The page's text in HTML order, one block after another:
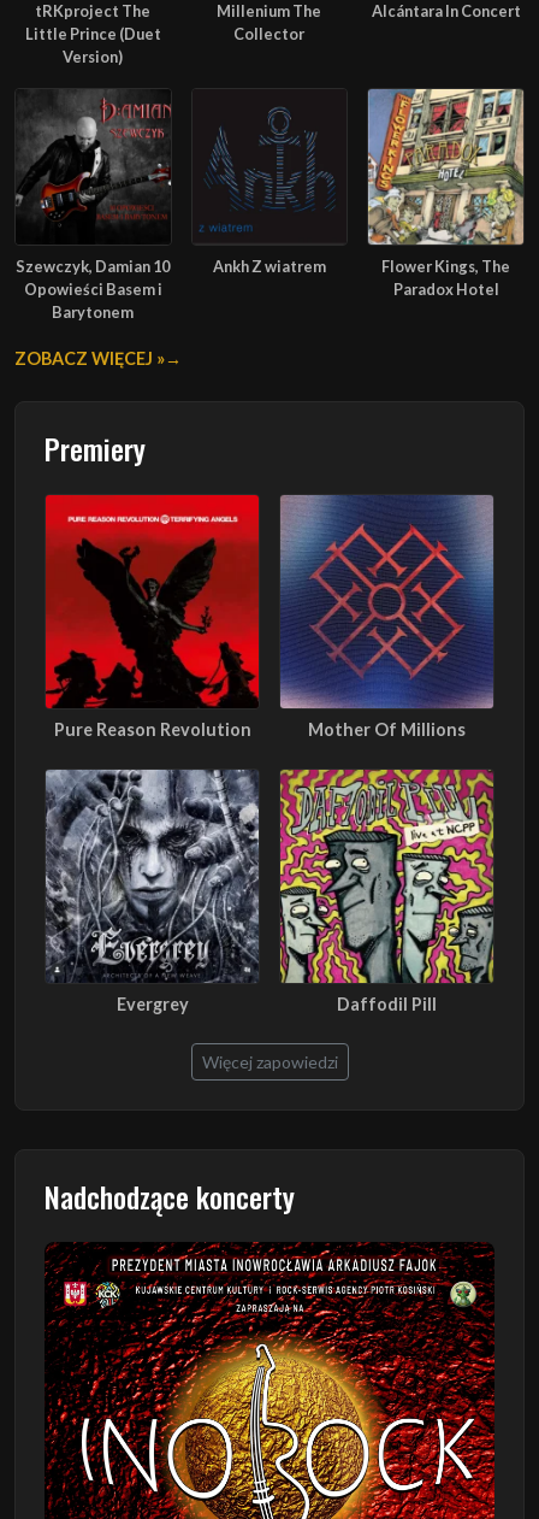
tRKproject The
Little Prince (Duet
Version)
Millenium The
Collector
Alcántara In Concert
Szewczyk, Damian 10
Opowieści Basem i
Barytonem
Ankh Z wiatrem
Flower Kings, The
Paradox Hotel
ZOBACZ WIĘCEJ »
Premiery
Pure Reason Revolution Mother Of Millions
Evergrey Daffodil Pill
Więcej zapowiedzi
Nadchodzące koncerty